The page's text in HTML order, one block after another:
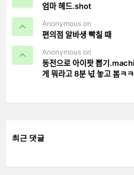
엄마 헤드.shot
Anonymous on
편의점 알바생 빡칠 때
Anonymous on
동전으로 아이팟
게 뭐라고 8분 넋 놓고 봄ㅋㅋ
최근 댓글